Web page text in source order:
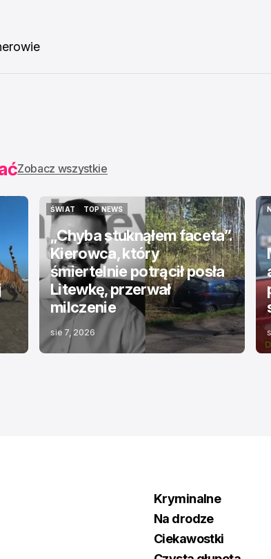
Zobacz wszystkie
ŚWIAT
ŚWIAT
TOP NEWS
TOP NEWS
„Chyba stuknąłem faceta”.
Kierowca, który
śmiertelnie potrącił posła
Litewkę, przerwał
milczenie
sie 7, 2026
Kryminalne
Na drodze
Ciekawostki